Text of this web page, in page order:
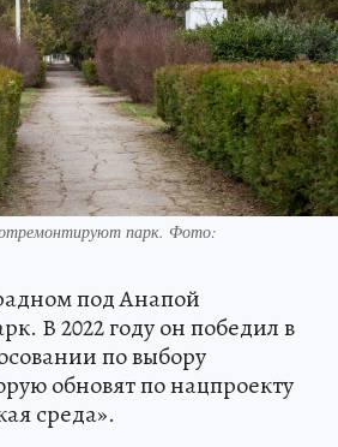
отремонтируют парк. Фото:
под Анапой
В 2022 году он победил в
по выбору
обновят по нацпроекту
среда».